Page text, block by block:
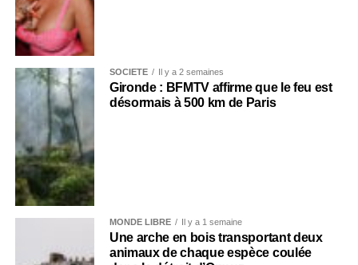
SOCIÉTÉ Il y a 2 semaines
Gironde : BFMTV affirme que le feu est
désormais à 500 km de Paris
MONDE LIBRE Il y a 1 semaine
Une arche en bois transportant deux
animaux de chaque espèce coulée